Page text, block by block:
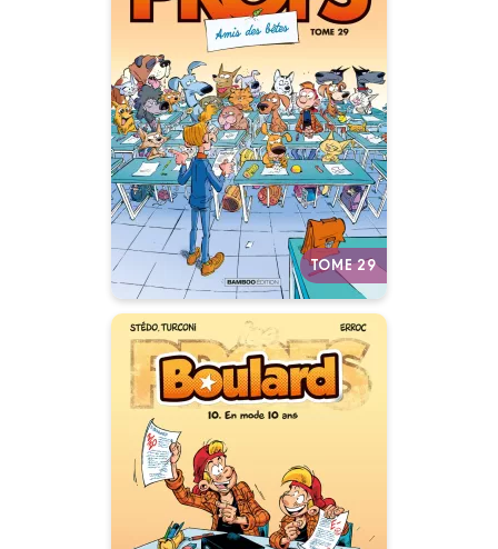
TOME 29
Les Profs
Tome 29
Date de parution :
28/10/2026
Un album ultra-actuel qui
décrypte les nouveaux codes
du bahut !
Autres tomes
Les Profs
présentent :
Boulard
Tome 10
Date de parution :
29/05/2024
Boulard a-t-il toujours été un